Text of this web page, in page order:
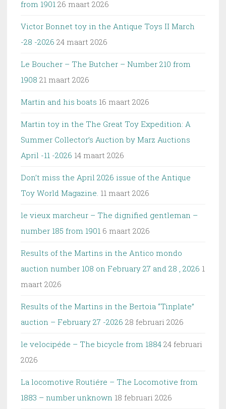
from 1901 26 maart 2026
Victor Bonnet toy in the Antique Toys II March
-28 -2026 24 maart 2026
Le Boucher – The Butcher – Number 210 from
1908 21 maart 2026
Martin and his boats 16 maart 2026
Martin toy in the The Great Toy Expedition: A
Summer Collector’s Auction by Marz Auctions
April -11 -2026 14 maart 2026
Don’t miss the April 2026 issue of the Antique
Toy World Magazine. 11 maart 2026
le vieux marcheur – The dignified gentleman –
number 185 from 1901 6 maart 2026
Results of the Martins in the Antico mondo
auction number 108 on February 27 and 28 , 2026 1
maart 2026
Results of the Martins in the Bertoia “Tinplate”
auction – February 27 -2026 28 februari 2026
le velocipéde – The bicycle from 1884 24 februari
2026
La locomotive Routiére – The Locomotive from
1883 – number unknown 18 februari 2026